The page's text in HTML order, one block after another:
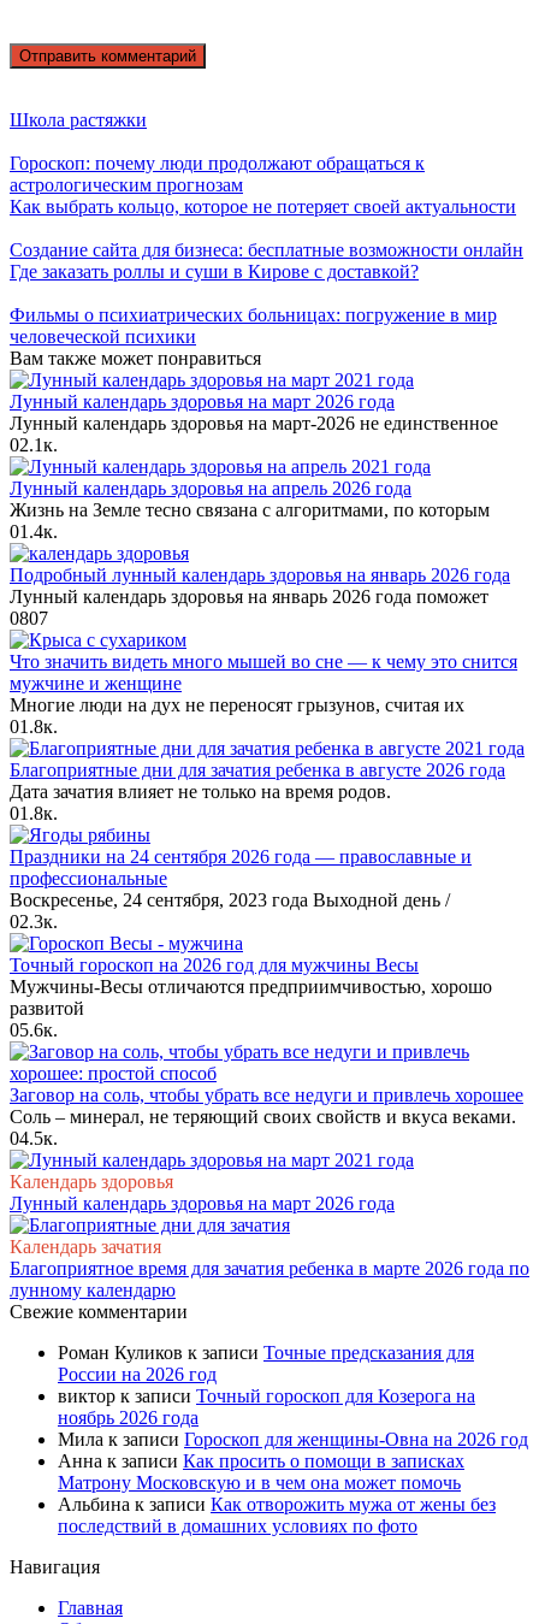
Школа растяжки
Гороскоп: почему люди продолжают обращаться к
астрологическим прогнозам
Как выбрать кольцо, которое не потеряет своей актуальности
Создание сайта для бизнеса: бесплатные возможности онлайн
Где заказать роллы и суши в Кирове с доставкой?
Фильмы о психиатрических больницах: погружение в мир
человеческой психики
Вам также может понравиться
Лунный календарь здоровья на март 2026 года
Лунный календарь здоровья на март-2026 не единственное
02.1к.
Лунный календарь здоровья на апрель 2026 года
Жизнь на Земле тесно связана с алгоритмами, по которым
01.4к.
Подробный лунный календарь здоровья на январь 2026 года
Лунный календарь здоровья на январь 2026 года поможет
0807
Что значить видеть много мышей во сне — к чему это снится
мужчине и женщине
Многие люди на дух не переносят грызунов, считая их
01.8к.
Благоприятные дни для зачатия ребенка в августе 2026 года
Дата зачатия влияет не только на время родов.
01.8к.
Праздники на 24 сентября 2026 года — православные и
профессиональные
Воскресенье, 24 сентября, 2023 года Выходной день /
02.3к.
Точный гороскоп на 2026 год для мужчины Весы
Мужчины-Весы отличаются предприимчивостью, хорошо
развитой
05.6к.
Заговор на соль, чтобы убрать все недуги и привлечь хорошее
Соль – минерал, не теряющий своих свойств и вкуса веками.
04.5к.
Календарь здоровья
Лунный календарь здоровья на март 2026 года
Календарь зачатия
Благоприятное время для зачатия ребенка в марте 2026 года по
лунному календарю
Свежие комментарии
Роман Куликов к записи Точные предсказания для
России на 2026 год
виктор к записи Точный гороскоп для Козерога на
ноябрь 2026 года
Мила к записи Гороскоп для женщины-Овна на 2026 год
Анна к записи Как просить о помощи в записках
Матрону Московскую и в чем она может помочь
Альбина к записи Как отворожить мужа от жены без
последствий в домашних условиях по фото
Навигация
Главная